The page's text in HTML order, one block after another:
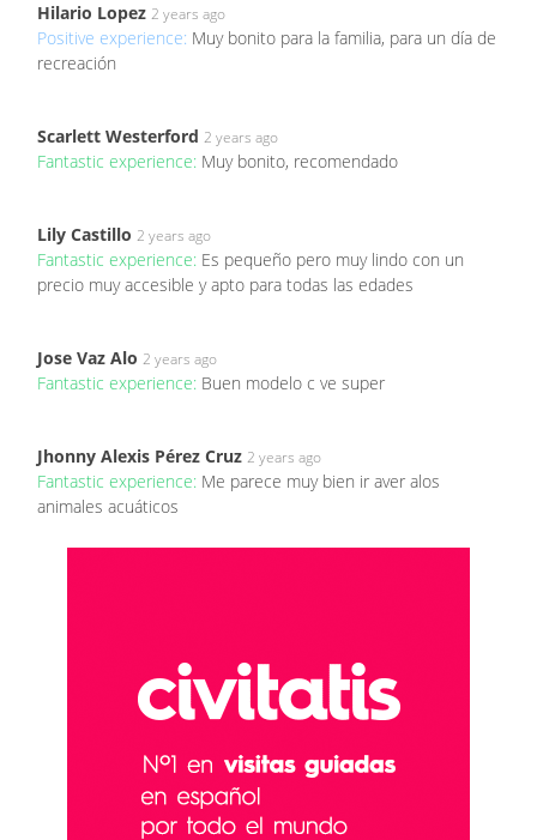
Hilario Lopez 2 years ago
Positive experience: Muy bonito para la familia, para un día de
recreación
Scarlett Westerford 2 years ago
Fantastic experience: Muy bonito, recomendado
Lily Castillo 2 years ago
Fantastic experience: Es pequeño pero muy lindo con un
precio muy accesible y apto para todas las edades
Jose Vaz Alo 2 years ago
Fantastic experience: Buen modelo c ve super
Jhonny Alexis Pérez Cruz 2 years ago
Fantastic experience: Me parece muy bien ir aver alos
animales acuáticos